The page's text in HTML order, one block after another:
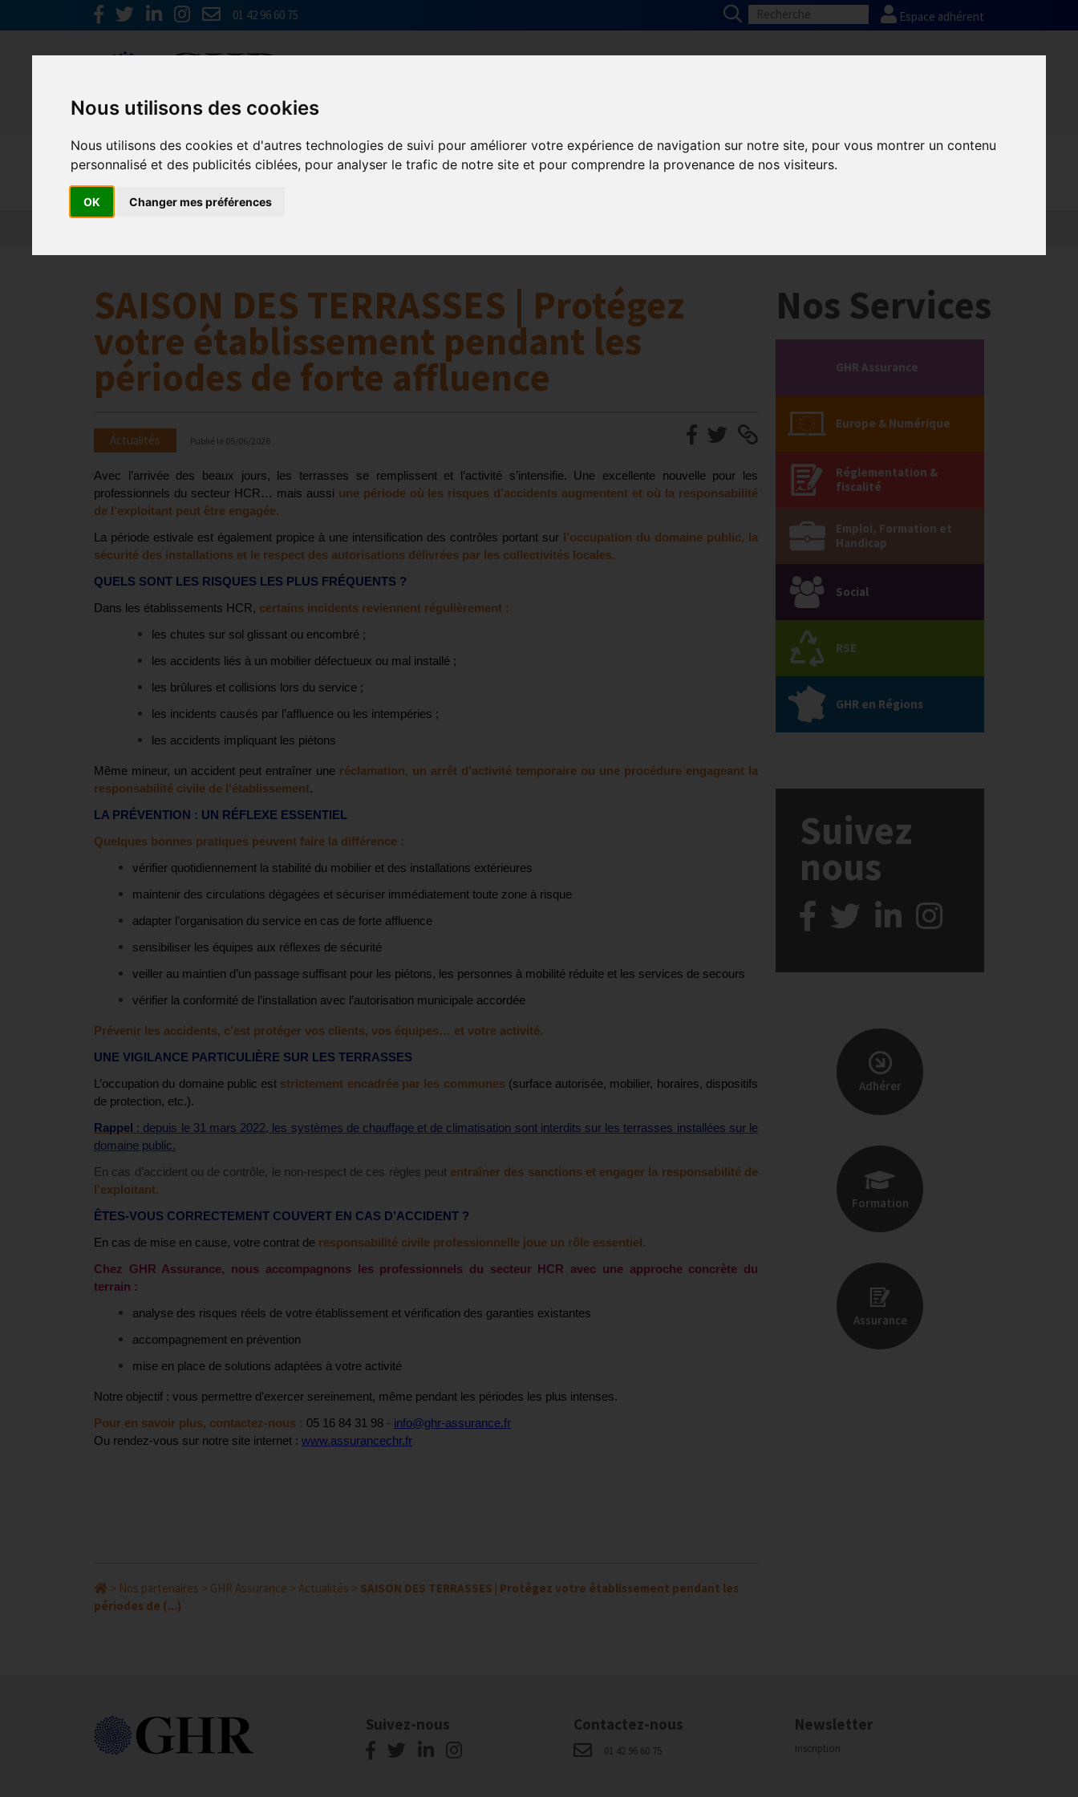
Nous utilisons des cookies
Nous utilisons des cookies et d'autres technologies de suivi pour améliorer votre expérience de navigation sur notre site, pour vous montrer un contenu
personnalisé et des publicités ciblées, pour analyser le trafic de notre site et pour comprendre la provenance de nos visiteurs.
OK Changer mes préférences
01 42 96 60 75 Espace adhérent
Nos partenaires
SAISON DES TERRASSES | Protégez
votre établissement pendant les
périodes de forte affluence
Actualités Publié le 05/06/2026
Avec l’arrivée des beaux jours, les terrasses se remplissent et l’activité s’intensifie. Une excellente nouvelle pour les
professionnels du secteur HCR… mais aussi une période où les risques d’accidents augmentent et où la responsabilité
de l’exploitant peut être engagée.
La période estivale est également propice à une intensification des contrôles portant sur l’occupation du domaine public, la
sécurité des installations et le respect des autorisations délivrées par les collectivités locales.
QUELS SONT LES RISQUES LES PLUS FRÉQUENTS ?
Dans les établissements HCR, certains incidents reviennent régulièrement :
les chutes sur sol glissant ou encombré ;
les accidents liés à un mobilier défectueux ou mal installé ;
les brûlures et collisions lors du service ;
les incidents causés par l’affluence ou les intempéries ;
les accidents impliquant les piétons
Même mineur, un accident peut entraîner une réclamation, un arrêt d’activité temporaire ou une procédure engageant la
responsabilité civile de l’établissement.
LA PRÉVENTION : UN RÉFLEXE ESSENTIEL
Quelques bonnes pratiques peuvent faire la différence :
vérifier quotidiennement la stabilité du mobilier et des installations extérieures
maintenir des circulations dégagées et sécuriser immédiatement toute zone à risque
adapter l’organisation du service en cas de forte affluence
sensibiliser les équipes aux réflexes de sécurité
veiller au maintien d’un passage suffisant pour les piétons, les personnes à mobilité réduite et les services de secours
vérifier la conformité de l’installation avec l’autorisation municipale accordée
Prévenir les accidents, c’est protéger vos clients, vos équipes… et votre activité.
UNE VIGILANCE PARTICULIÈRE SUR LES TERRASSES
L’occupation du domaine public est strictement encadrée par les communes(surface autorisée, mobilier, horaires, dispositifs
de protection, etc.).
Rappel : depuis le 31 mars 2022, les systèmes de chauffage et de climatisation sont interdits sur les terrasses installées sur le
domaine public.
En cas d’accident ou de contrôle, le non-respect de ces règles peut entraîner des sanctions et engager la responsabilité de
l’exploitant.
ÊTES-VOUS CORRECTEMENT COUVERT EN CAS D’ACCIDENT ?
En cas de mise en cause, votre contrat de responsabilité civile professionnelle joue un rôle essentiel.
Chez GHR Assurance, nous accompagnons les professionnels du secteur HCR avec une approche concrète du
terrain :
analyse des risques réels de votre établissement et vérification des garanties existantes
accompagnement en prévention
mise en place de solutions adaptées à votre activité
Notre objectif : vous permettre d’exercer sereinement, même pendant les périodes les plus intenses.
Pour en savoir plus, contactez-nous : 05 16 84 31 98 - info@ghr-assurance.fr
Ou rendez-vous sur notre site internet : www.assurancechr.fr
> Nos partenaires > GHR Assurance > Actualités > SAISON DES TERRASSES | Protégez votre établissement pendant les
périodes de (...)
Nos Services
GHR Assurance
Europe & Numérique
Réglementation &
fiscalité
Emploi, Formation et
Handicap
Social
RSE
GHR en Régions
Suivez
nous
Adhérer
Formation
Assurance
Suivez-nous Contactez-nous
01 42 96 60 75
Newsletter
Inscription